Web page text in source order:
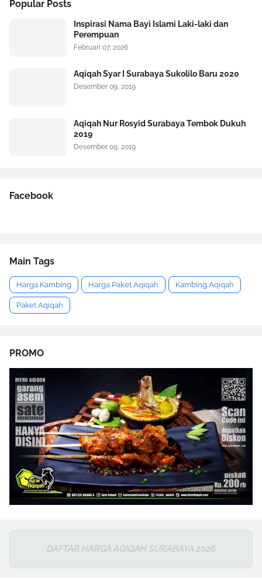
Popular Posts
Inspirasi Nama Bayi Islami Laki-laki dan
Perempuan
Februari 07, 2026
Aqiqah Syar I Surabaya Sukolilo Baru 2020
Desember 09, 2019
Aqiqah Nur Rosyid Surabaya Tembok Dukuh
2019
Desember 09, 2019
Facebook
Main Tags
Harga Kambing Harga Paket Aqiqah Kambing Aqiqah
Paket Aqiqah
PROMO
DAFTAR HARGA AQIQAH SURABAYA 2026